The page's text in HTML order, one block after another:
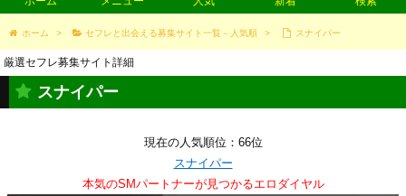
ホーム > セフレと出会える募集サイト一覧－人気順 > スナイパー
厳選セフレ募集サイト詳細
スナイパー
現在の人気順位：66位
スナイパー
本気のSMパートナーが見つかるエロダイヤル